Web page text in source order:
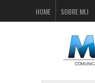
HOME SOBRE MLI